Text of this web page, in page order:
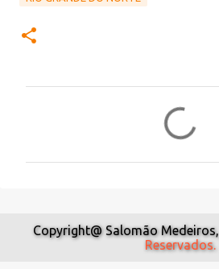
Copyright@ Salomão Medeiros,
Reservados.